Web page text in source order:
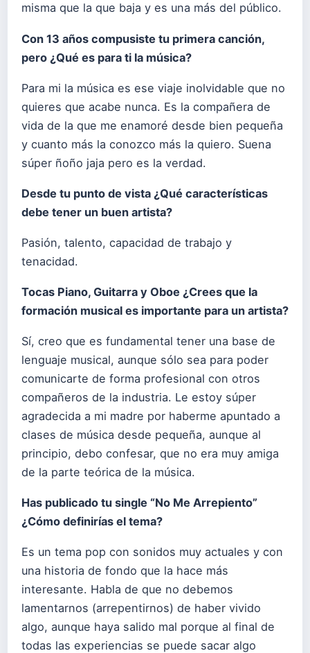
misma que la que baja y es una más del público.
Con 13 años compusiste tu primera canción,
pero ¿Qué es para ti la música?
Para mi la música es ese viaje inolvidable que no
quieres que acabe nunca. Es la compañera de
vida de la que me enamoré desde bien pequeña
y cuanto más la conozco más la quiero. Suena
súper ñoño jaja pero es la verdad.
Desde tu punto de vista ¿Qué características
debe tener un buen artista?
Pasión, talento, capacidad de trabajo y
tenacidad.
Tocas Piano, Guitarra y Oboe ¿Crees que la
formación musical es importante para un artista?
Sí, creo que es fundamental tener una base de
lenguaje musical, aunque sólo sea para poder
comunicarte de forma profesional con otros
compañeros de la industria. Le estoy súper
agradecida a mi madre por haberme apuntado a
clases de música desde pequeña, aunque al
principio, debo confesar, que no era muy amiga
de la parte teórica de la música.
Has publicado tu single “No Me Arrepiento”
¿Cómo definirías el tema?
Es un tema pop con sonidos muy actuales y con
una historia de fondo que la hace más
interesante. Habla de que no debemos
lamentarnos (arrepentirnos) de haber vivido
algo, aunque haya salido mal porque al final de
todas las experiencias se puede sacar algo